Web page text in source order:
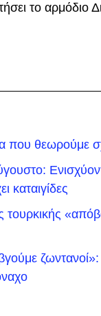
το αρμόδιο
που θεωρούμε
καταιγίδες